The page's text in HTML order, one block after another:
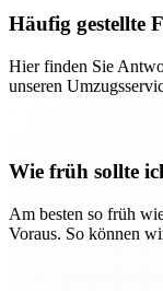
Häufig gestellte
Hier finden Sie
unseren
Wie früh sollte
Am besten so früh
Voraus. So können